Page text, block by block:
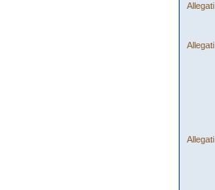
Allegati
Allegati
Allegati